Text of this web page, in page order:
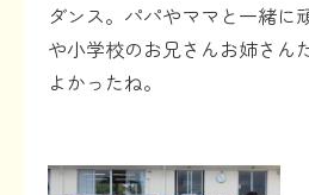
ダンス。パパやママと一緒に
や小学校のお兄さんお姉さん
よかったね。